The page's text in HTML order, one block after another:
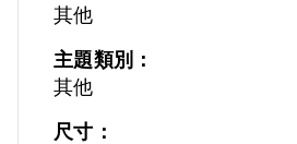
其他
主題類別：
其他
尺寸：